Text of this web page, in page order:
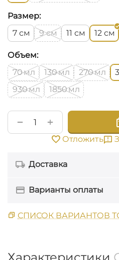
Размер:
7 см 9см 11 см 12 см
Объем:
70мл 130мл 270мл
930мл 1850мл
+
−
Отложить
Доставка
Варианты оплаты
СПИСОК ВАРИАНТОВ